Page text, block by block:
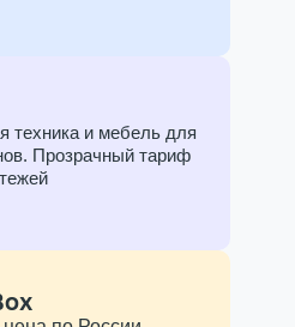
техника и мебель для
Прозрачный тариф